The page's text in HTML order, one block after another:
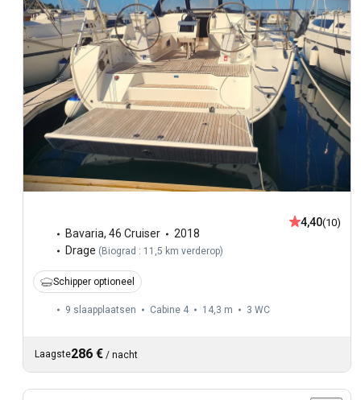
Bavaria, 46 Cruiser
2018
Drage ( Biograd : 11,5 km verderop)
4,40(10)
Schipper optioneel
9 slaapplaatsen Cabine 4 14,3 m 3 WC
Laagste286 € / nacht